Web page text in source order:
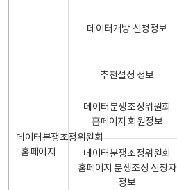
데이터개방 신청정보
추천설정 정보
데이터분쟁조정위원회
홈페이지
데이터분쟁조정위원회
홈페이지 회원정보
데이터분쟁조정위원회
홈페이지 분쟁조정 신청자
정보